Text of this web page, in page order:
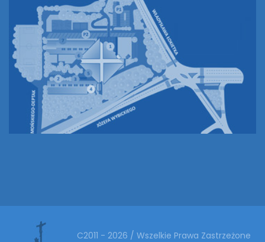
C2011 - 2026 / Wszelkie Prawa Zastrzeżone